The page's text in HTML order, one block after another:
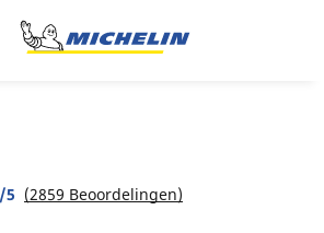
5 (2859 Beoordelingen)